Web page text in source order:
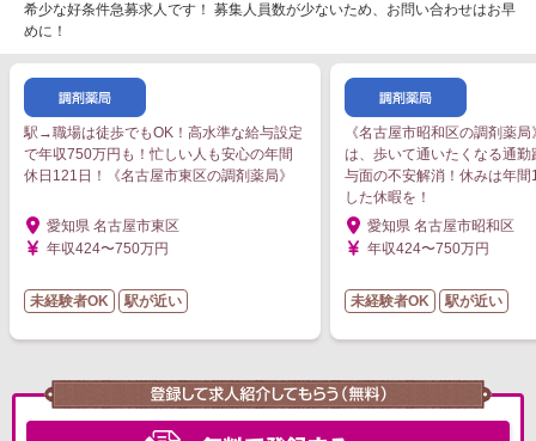
希少な好条件急募求人です！ 募集人員数が少ないため、お問い合わせはお早
めに！
駅→職場は徒歩でもOK！高水準な給与設定
で年収750万円も！忙しい人も安心の年間
休日121日！《名古屋市東区の調剤薬局》
愛知県 名古屋市東区
年収424〜750万円
未経験者OK 駅が近い
《名古屋市昭和区の調剤薬
は、歩いて通いたくなる通勤
与面の不安解消！休みは年
した休暇を！
愛知県 名古屋市昭和区
年収424〜750万円
未経験者OK 駅が近い